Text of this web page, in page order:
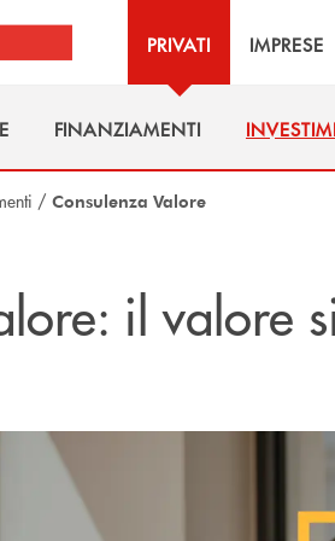
PRIVATI IMPRESE
FINANZIAMENTI
/ Consulenza Valore
il valore